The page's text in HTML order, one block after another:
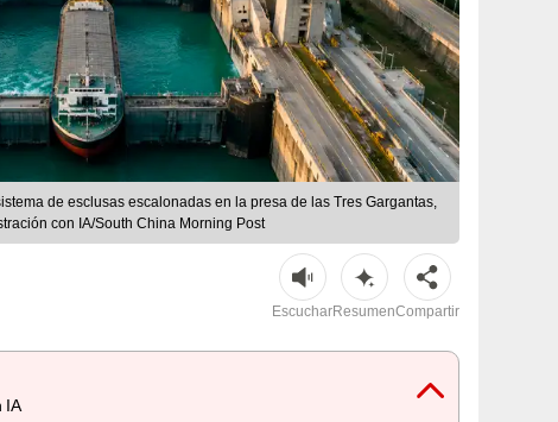
de esclusas escalonadas en la presa de las Tres Gargantas,
con IA/South China Morning Post
EscucharResumenCompartir
IA